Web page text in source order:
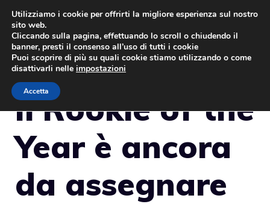
Vai
contenuto
Il Rookie of the
Year è ancora
da assegnare
Utilizziamo i cookie per offrirti la migliore esperienza sul nostro
sito web.
Cliccando sulla pagina, effettuando lo scroll o chiudendo il
banner, presti il consenso all’uso di tutti i cookie
Puoi scoprire di più su quali cookie stiamo utilizzando o come
disattivarli nelle impostazioni
Accetta